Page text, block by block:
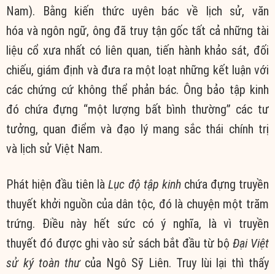
Nam). Bằng kiến thức uyên bác về lịch sử,văn
hóa và ngôn ngữ, ông đã truy tận gốc tất cả những tài
liệu cổ xưa nhất có liên quan, tiến hành khảo sát, đối
chiếu, giám định và đưa ra một loạt những kết luận với
các chứng cứ không thể phản bác. Ông bảo tập kinh
đó chứa đựng “một lượng bất bình thường” các tư
tưởng, quan điểm và đạo lýmang sắc thái chính trị
và lịch sử Việt Nam.
Phát hiện đầu tiên làLục độ tập kinhchứa đựng truyền
thuyết khởi nguồn của dân tộc, đó là chuyện một trăm
trứng. Điều này hết sứccóý nghĩa, là vì truyền
thuyết đó được ghi vào sử sách bắt đầu từ bộ Đại Việt
sửký toàn thưcủa Ngô Sỹ Liên. Truy lùi lại thì thấy